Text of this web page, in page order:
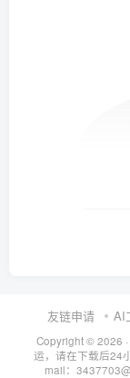
友链申请 AI
Copyright © 2026
运，请在下载后24
mail：